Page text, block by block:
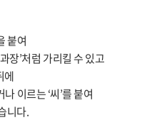
붙여
장’처럼 가리킬 수 있고
에
이르는 ‘씨’를 붙여
니다.